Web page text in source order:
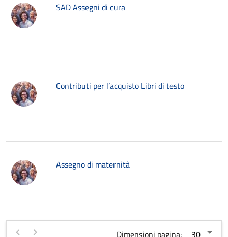
SAD Assegni di cura
Contributi per l’acquisto Libri di testo
Assegno di maternità
Dimensioni pagina: